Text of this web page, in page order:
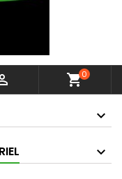
shopping_cart0